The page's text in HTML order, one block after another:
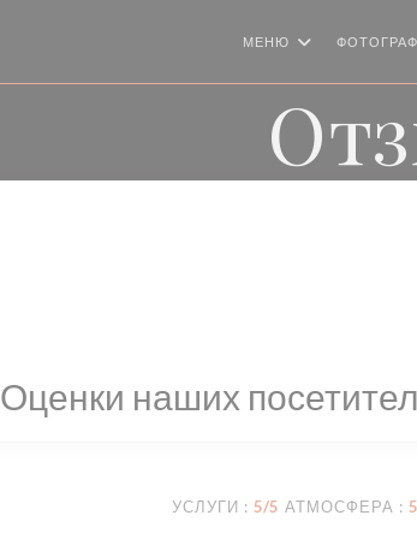
МЕНЮ
Оценки наших
УСЛУГИ : 5/5 АТМОСФЕРА : 5